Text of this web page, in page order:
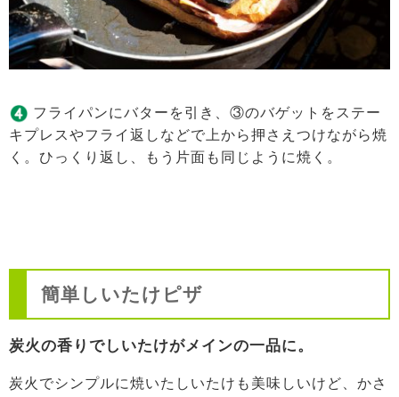
フライパンにバターを引き、③のバゲットをステー
キプレスやフライ返しなどで上から押さえつけながら焼
く。ひっくり返し、もう片面も同じように焼く。
簡単しいたけピザ
炭火の香りでしいたけがメインの一品に。
炭火でシンプルに焼いたしいたけも美味しいけど、かさ